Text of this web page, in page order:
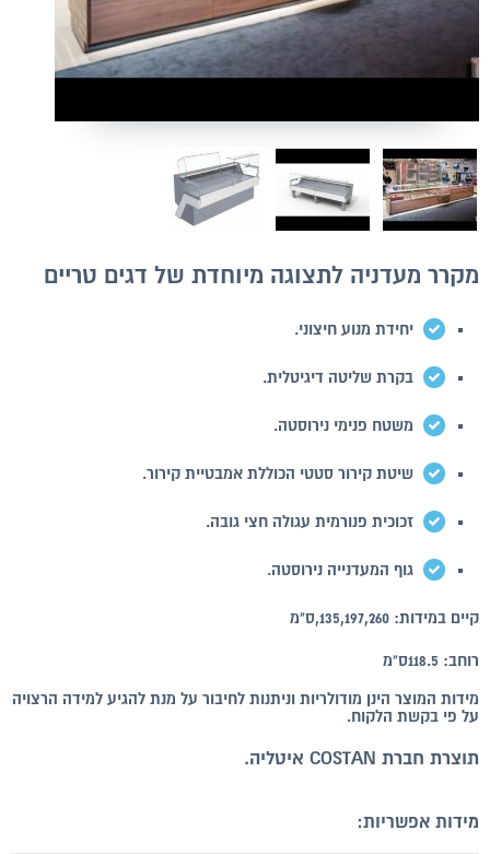
מקרר מעדניה לתצוגה מיוחדת של דגים טריים
יחידת מנוע חיצוני.
בקרת שליטה דיגיטלית.
משטח פנימי נירוסטה.
שיטת קירור סטטי הכוללת אמבטיית קירור.
זכוכית פנורמית עגולה חצי גובה.
גוף המעדנייה נירוסטה.
קיים במידות: 135,197,260,ס"מ
רוחב: 118.5ס"מ
מידות המוצר הינן מודולריות וניתנות לחיבור על מנת להגיע למידה הרצויה
על פי בקשת הלקוח.
תוצרת חברת COSTAN איטליה.
מידות אפשריות: